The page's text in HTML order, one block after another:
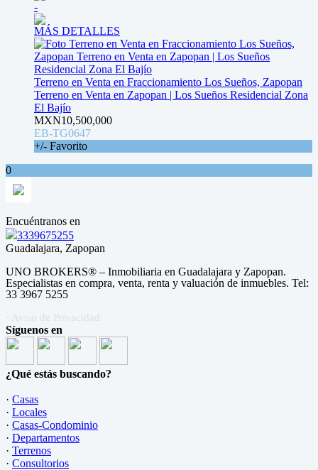
-
MÁS DETALLES
Terreno en Venta en Fraccionamiento Los Sueños, Zapopan
Terreno en Venta en Zapopan | Los Sueños Residencial Zona
El Bajío
MXN10,500,000
EB-TG0647
+/- Favorito
0
Encuéntranos en
3339675255
Guadalajara, Zapopan
UNO BROKERS® – Inmobiliaria en Guadalajara y Zapopan.
Especialistas en compra, venta, renta y valuación de inmuebles. Tel:
33 3967 5255
· Aviso de Privacidad
Síguenos en
¿Qué estás buscando?
· Casas
· Locales
· Casas-Condominio
· Departamentos
· Terrenos
· Consultorios